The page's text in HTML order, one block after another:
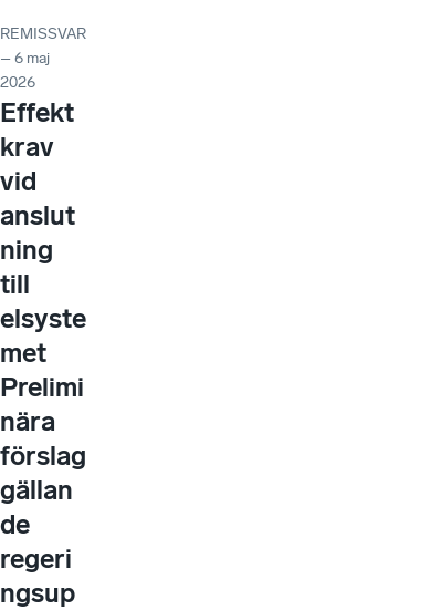
REMISSVAR
– 6 maj
2026
Effekt
krav
vid
anslut
ning
till
elsyste
met
Prelimi
nära
förslag
gällan
de
regeri
ngsup